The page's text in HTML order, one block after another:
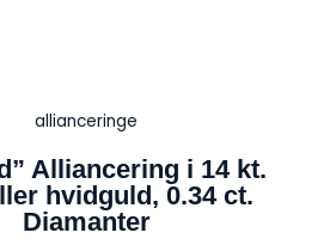
allianceringe
Alliancering i 14 kt.
hvidguld, 0.34 ct.
Diamanter